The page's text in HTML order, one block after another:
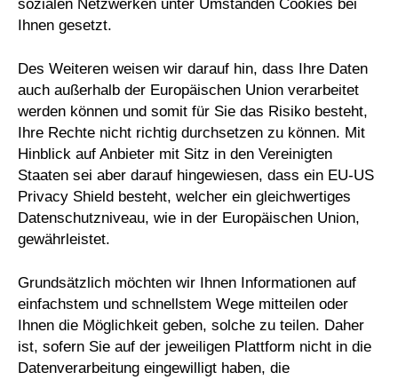
sozialen Netzwerken unter Umständen Cookies bei
Ihnen gesetzt.
Des Weiteren weisen wir darauf hin, dass Ihre Daten
auch außerhalb der Europäischen Union verarbeitet
werden können und somit für Sie das Risiko besteht,
Ihre Rechte nicht richtig durchsetzen zu können. Mit
Hinblick auf Anbieter mit Sitz in den Vereinigten
Staaten sei aber darauf hingewiesen, dass ein EU-US
Privacy Shield besteht, welcher ein gleichwertiges
Datenschutzniveau, wie in der Europäischen Union,
gewährleistet.
Grundsätzlich möchten wir Ihnen Informationen auf
einfachstem und schnellstem Wege mitteilen oder
Ihnen die Möglichkeit geben, solche zu teilen. Daher
ist, sofern Sie auf der jeweiligen Plattform nicht in die
Datenverarbeitung eingewilligt haben, die